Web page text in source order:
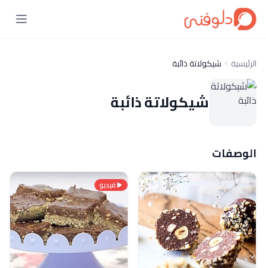
الرئيسية شيكولاتة ذائبة
شيكولاتة ذائبة
الوصفات
فيديو